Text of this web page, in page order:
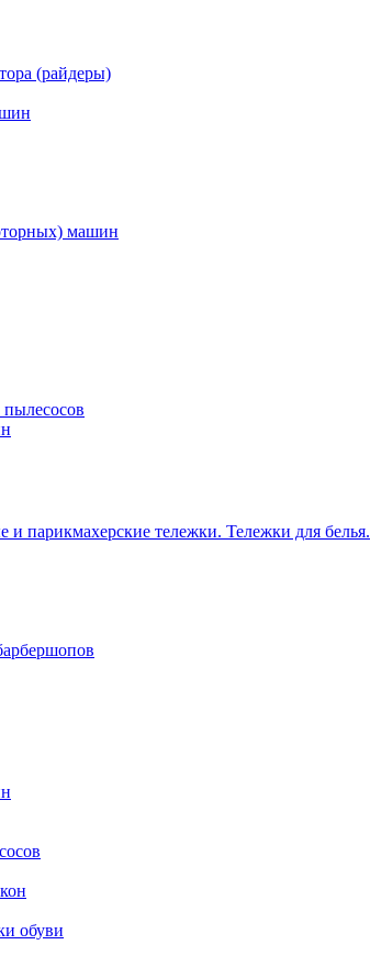
(райдеры)
машин
парикмахерские тележки. Тележки для белья.
обуви